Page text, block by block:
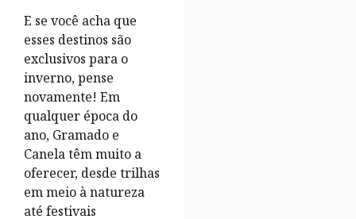
E se você acha que
esses destinos são
exclusivos para o
inverno, pense
novamente! Em
qualquer época do
ano, Gramado e
Canela têm muito a
oferecer, desde trilhas
em meio à natureza
até festivais